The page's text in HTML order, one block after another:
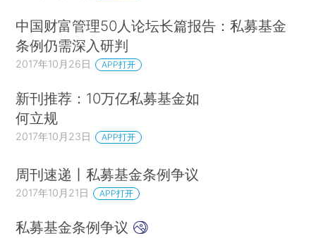
中国财富管理50人论坛长篇报告：私募基金
条例仍需深入研判
2017年10月26日 APP打开
新刊推荐：10万亿私募基金如
何立规
2017年10月23日 APP打开
周刊速递丨私募基金条例争议
2017年10月21日 APP打开
私募基金条例争议